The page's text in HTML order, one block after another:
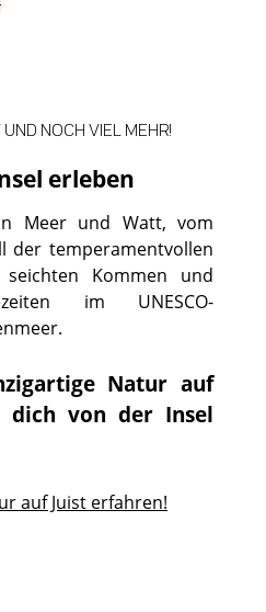
erleben
NOCH VIEL MEHR!
Meer und Watt, vom
der temperamentvollen
Kommen und
im UNESCO-
Natur auf
dich von der Insel
auf Juist erfahren!